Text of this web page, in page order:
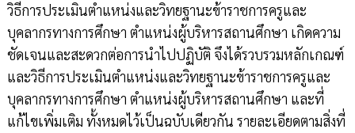
วิธีการประเมินตำแหน่งและวิทยฐานะข้าราชการครูและ
บุคลากรทางการศึกษา ตำแหน่งผู้บริหารสถานศึกษา เกิดความ
ชัดเจนและสะดวกต่อการนำไปปฏิบัติ จึงได้รวบรวมหลักเกณฑ์
และวิธีการประเมินตำแหน่งและวิทยฐานะข้าราชการครูและ
บุคลากรทางการศึกษา ตำแหน่งผู้บริหารสถานศึกษา และที่
แก้ไขเพิ่มเติม ทั้งหมดไว้เป็นฉบับเดียวกัน รายละเอียดตามสิ่งที่